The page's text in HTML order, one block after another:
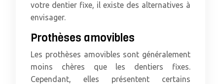
votre dentier fixe, il existe des alternatives à
envisager.
Prothèses amovibles
Les prothèses amovibles sont généralement
moins chères que les dentiers fixes.
Cependant, elles présentent certains